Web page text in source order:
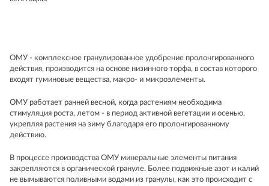
ОМУ - комплексное гранулированное удобрение пролонгированного
действия, производится на основе низинного торфа, в состав которого
входят гуминовые вещества, макро- и микроэлементы.
ОМУ работает ранней весной, когда растениям необходима
стимуляция роста, летом - в период активной вегетации и осенью,
укрепляя растения на зиму благодаря его пролонгированному
действию.
В процессе производства ОМУ минеральные элементы питания
закрепляются в органической грануле. Более подвижные азот и калий
не вымываются поливными водами из гранулы, как это происходит с